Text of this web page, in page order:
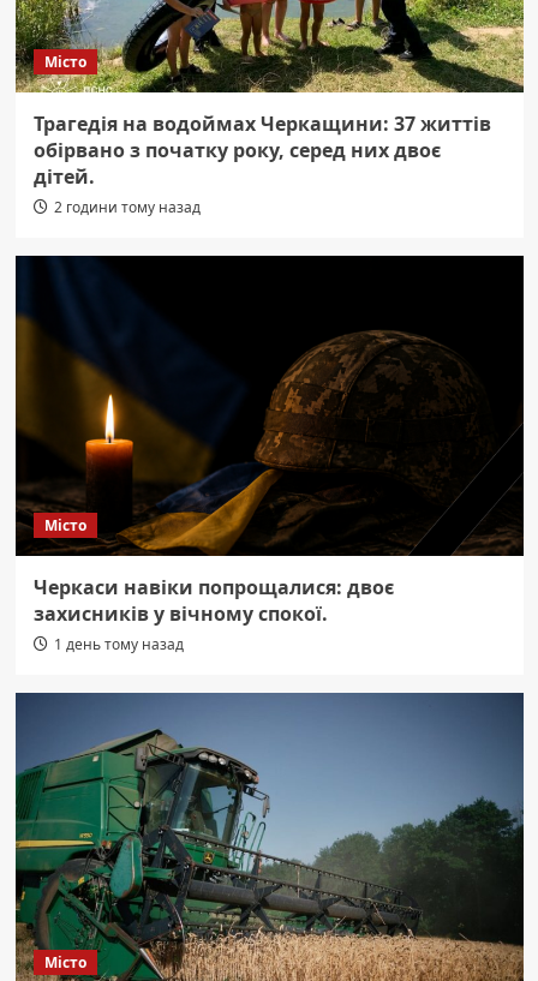
Місто
Трагедія на водоймах Черкащини: 37 життів
обірвано з початку року, серед них двоє
дітей.
2 години тому назад
Місто
Черкаси навіки попрощалися: двоє
захисників у вічному спокої.
1 день тому назад
Місто